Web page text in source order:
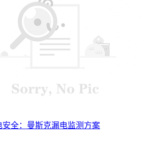
安全：曼斯克漏电监测方案